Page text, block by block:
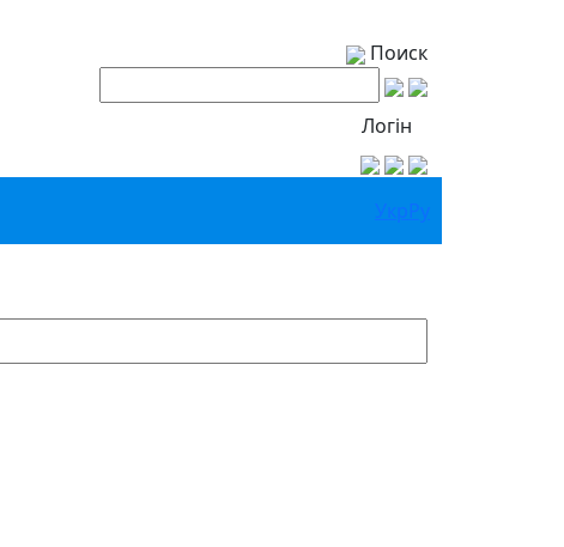
Поиск
Логін
УкрРу